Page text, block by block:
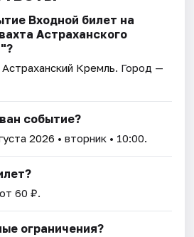
Входной билет на
Астраханского
Астраханский Кремль. Город —
событие?
2026 • вторник • 10:00.
60 ₽.
ограничения?